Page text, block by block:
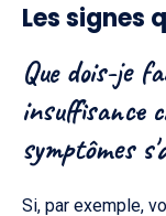
Les signes
Que dois-je
insuffisance
symptômes
Si, par exemple,